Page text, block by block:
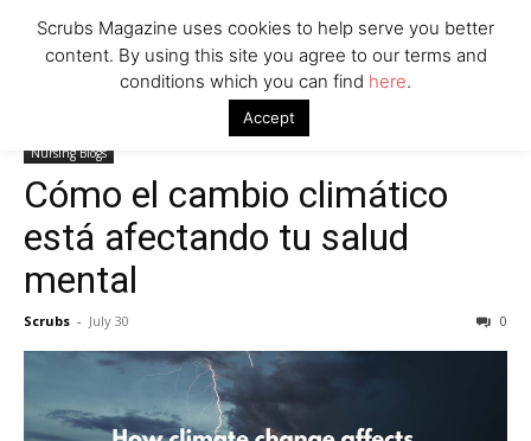
Cómo el cambio climático está afectando tu
Nursing Blogs
Cómo el cambio climático
está afectando tu salud
mental
Scrubs - July 30 0
Scrubs Magazine uses cookies to help serve you better
content. By using this site you agree to our terms and
conditions which you can find here.
Accept